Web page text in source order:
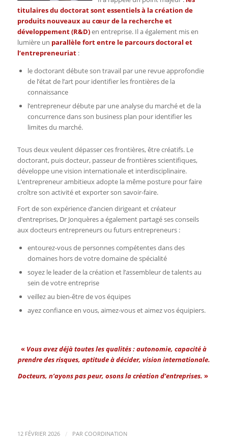
titulaires du doctorat sont essentiels à la création de
produits nouveaux au cœur de la recherche et
développement (R&D)en entreprise. Il a également mis en
lumière un parallèle fort entre le parcours doctoral et
l’entrepreneuriat:
le doctorant débute son travail par une revue approfondie
de l’état de l’art pour identifier les frontières de la
connaissance
l’entrepreneur débute par une analyse du marché et de la
concurrence dans son business plan pour identifier les
limites du marché.
Tous deux veulent dépasser ces frontières, être créatifs. Le
doctorant, puis docteur, passeur de frontières scientifiques,
développe une vision internationale et interdisciplinaire.
L’entrepreneur ambitieux adopte la même posture pour faire
croître son activité et exporter son savoir-faire.
Fort de son expérience d’ancien dirigeant et créateur
d’entreprises, Dr Jonquères a également partagé ses conseils
aux docteurs entrepreneurs ou futurs entrepreneurs :
entourez-vous de personnes compétentes dans des
domaines hors de votre domaine de spécialité
soyez le leader de la création et l’assembleur de talents au
sein de votre entreprise
veillez au bien-être de vos équipes
ayez confiance en vous, aimez-vous et aimez vos équipiers.
« Vous avez déjà toutes les qualités : autonomie, capacité à
prendre des risques, aptitude à décider, vision internationale.
Docteurs, n’ayons pas peur, osons la création d’entreprises. »
12 FÉVRIER 2026 / PAR COORDINATION